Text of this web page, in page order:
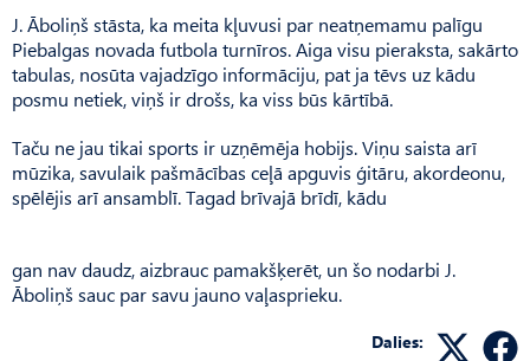
J. Āboliņš stāsta, ka meita kļuvusi par neatņemamu palīgu
Piebalgas novada futbola turnīros. Aiga visu pieraksta, sakārto
tabulas, nosūta vajadzīgo informāciju, pat ja tēvs uz kādu
posmu netiek, viņš ir drošs, ka viss būs kārtībā.
Taču ne jau tikai sports ir uzņēmēja hobijs. Viņu saista arī
mūzika, savulaik pašmācības ceļā apguvis ģitāru, akordeonu,
spēlējis arī ansamblī. Tagad brīvajā brīdī, kādu
gan nav daudz, aizbrauc pamakšķerēt, un šo nodarbi J.
Āboliņš sauc par savu jauno vaļasprieku.
Dalies: